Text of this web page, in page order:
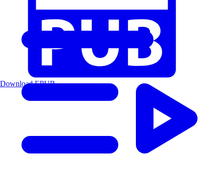
Download EPUB